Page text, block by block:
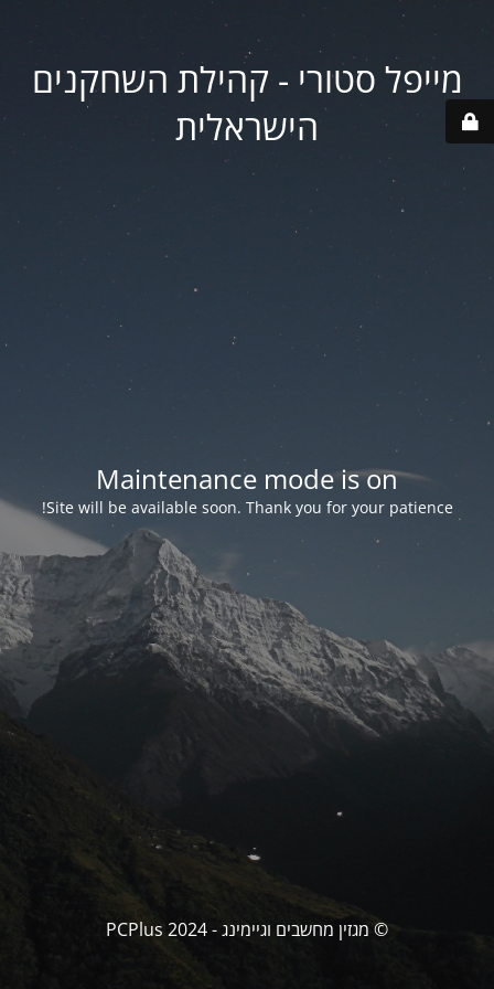
מייפל סטורי - קהילת השחקנים
הישראלית
Maintenance mode is on
Site will be available soon. Thank you for your patience!
© מגזין מחשבים וגיימינג - PCPlus 2024